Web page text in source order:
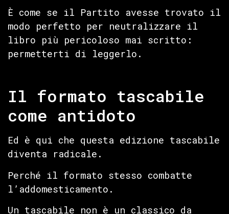
È come se il Partito avesse trovato il
modo perfetto per neutralizzare il
libro più pericoloso mai scritto:
permetterti di leggerlo.
Il formato tascabile
come antidoto
Ed è qui che questa edizione tascabile
diventa radicale.
Perché il formato stesso combatte
l’addomesticamento.
Un tascabile non è un classico da